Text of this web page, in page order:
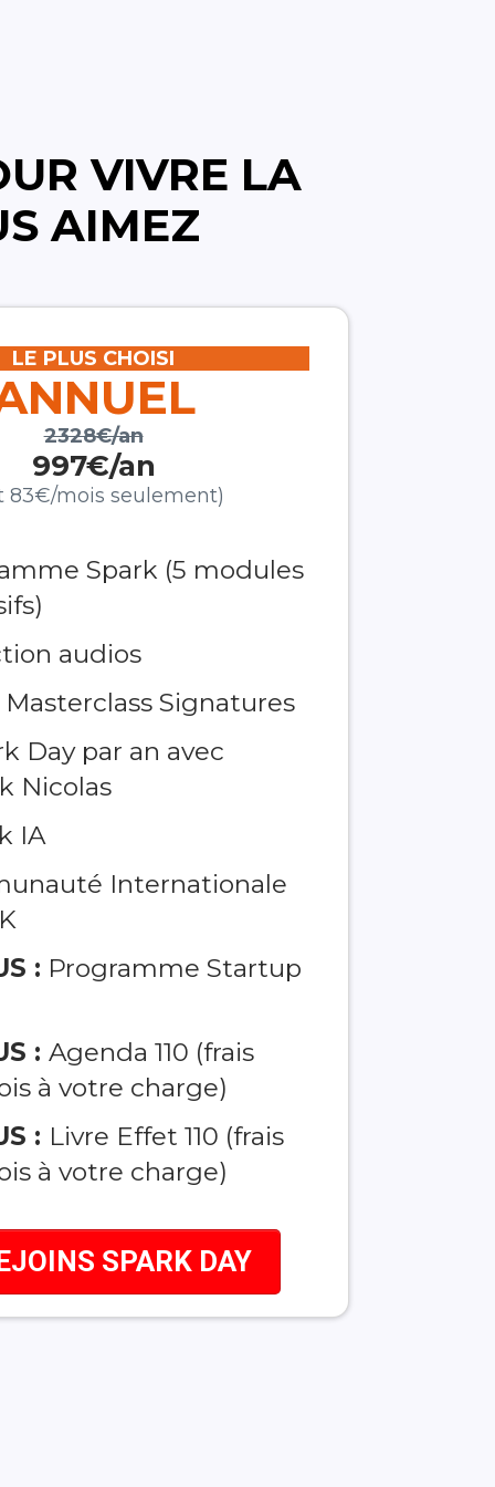
VIVRE LA
AIMEZ
LE PLUS CHOISI
2328€/an
997€/an
83€/mois seulement)
Spark (5 modules
audios
Masterclass Signatures
Day par an avec
Nicolas
IA
Internationale
: Programme Startup
:Agenda 110 (frais
à votre charge)
: Livre Effet 110 (frais
à votre charge)
SPARK DAY